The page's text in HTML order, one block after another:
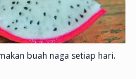
buah naga setiap hari.